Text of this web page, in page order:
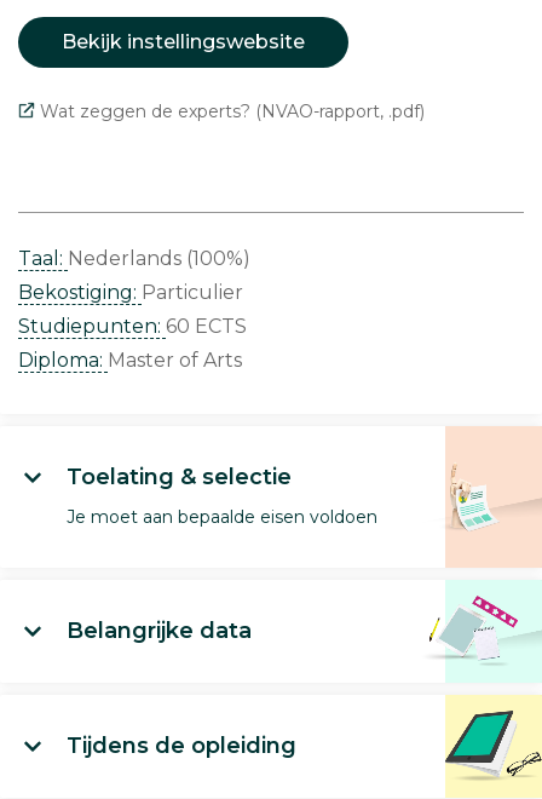
Bekijk instellingswebsite
Wat zeggen de experts? (NVAO-rapport, .pdf)
Taal: Nederlands (100%)
Bekostiging: Particulier
Studiepunten: 60 ECTS
Diploma: Master of Arts
Toelating & selectie
Je moet aan bepaalde eisen voldoen
Belangrijke data
Tijdens de opleiding